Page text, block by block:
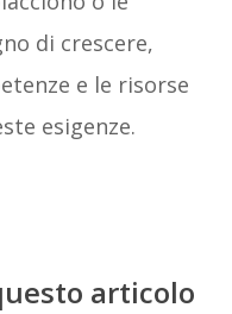
di crescere,
e le risorse
esigenze.
articolo